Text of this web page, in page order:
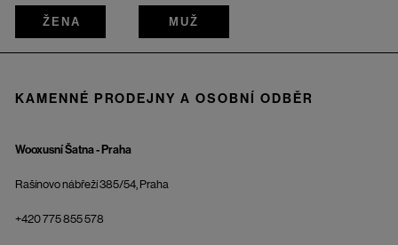
ŽENA MUŽ
KAMENNÉ PRODEJNY A OSOBNÍ ODBĚR
Wooxusní Šatna - Praha
Rašínovo nábřeží 385/54, Praha
+420 775 855 578